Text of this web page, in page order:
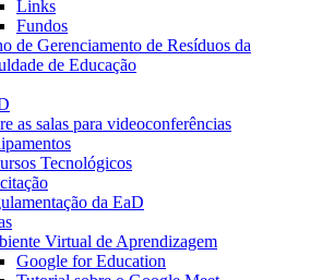
Links
Fundos
de Gerenciamento de Resíduos da
de Educação
as salas para videoconferências
Tecnológicos
da EaD
Virtual de Aprendizagem
Google for Education